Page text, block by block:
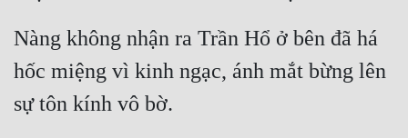
Nàng không nhận ra Trần Hổ ở bên đã há
hốc miệng vì kinh ngạc, ánh mắt bừng lên
sự tôn kính vô bờ.